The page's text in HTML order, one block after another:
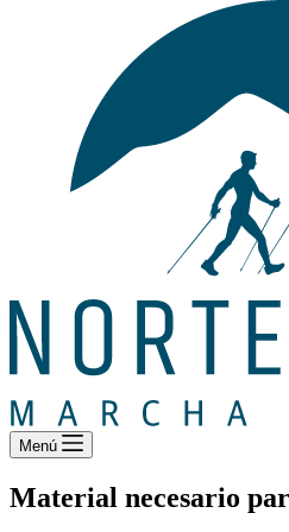
Menú
Material necesario